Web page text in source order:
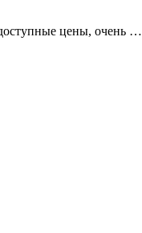
доступные цены, очень …